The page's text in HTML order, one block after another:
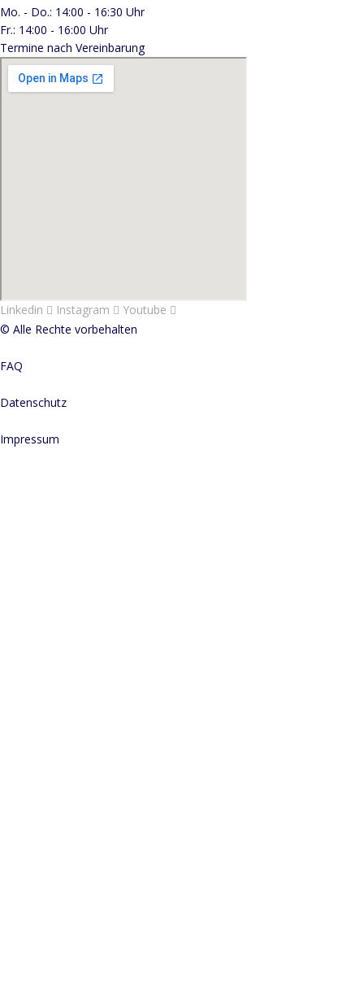
Mo. - Do.: 14:00 - 16:30 Uhr
Fr.: 14:00 - 16:00 Uhr
Termine nach Vereinbarung
Linkedin Instagram
Youtube
© Alle Rechte vorbehalten
FAQ
Datenschutz
Impressum